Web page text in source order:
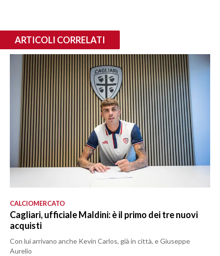
ARTICOLI CORRELATI
CALCIOMERCATO
Cagliari, ufficiale Maldini: è il primo dei tre nuovi
acquisti
Con lui arrivano anche Kevin Carlos, già in città, e Giuseppe
Aurelio